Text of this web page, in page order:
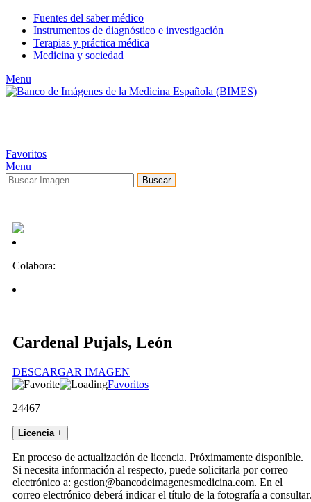
Fuentes del saber médico
Instrumentos de diagnóstico e investigación
Terapias y práctica médica
Medicina y sociedad
Menu
Favoritos
Menu
Buscar
Colabora:
Cardenal Pujals, León
DESCARGAR IMAGEN
Favoritos
24467
Licencia +
En proceso de actualización de licencia. Próximamente disponible.
Si necesita información al respecto, puede solicitarla por correo
electrónico a: gestion@bancodeimagenesmedicina.com. En el
correo electrónico deberá indicar el título de la fotografía a consultar.